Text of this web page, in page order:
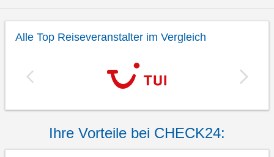
Alle Top Reiseveranstalter im Vergleich
Ihre Vorteile bei CHECK24: